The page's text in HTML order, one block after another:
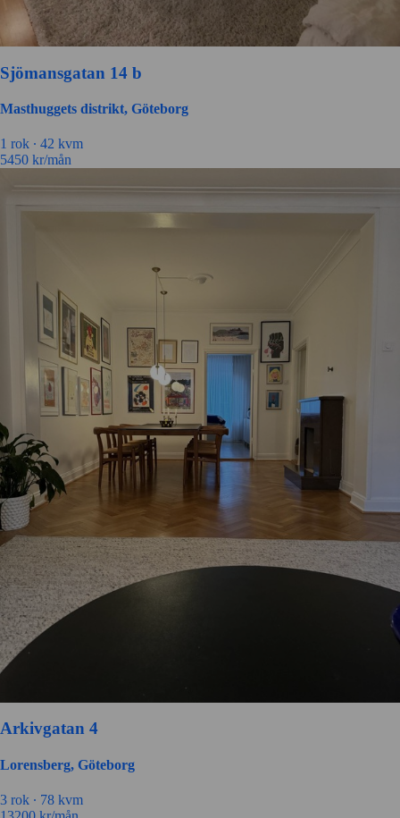
Sjömansgatan 14 b
Masthuggets distrikt, Göteborg
1 rok ∙ 42 kvm
5450 kr/mån
Arkivgatan 4
Lorensberg, Göteborg
3 rok ∙ 78 kvm